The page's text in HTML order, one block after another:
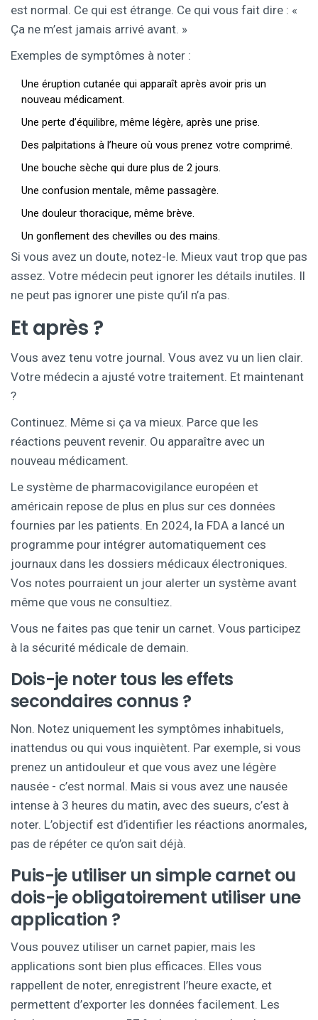
est normal. Ce qui est étrange. Ce qui vous fait dire : «
Ça ne m’est jamais arrivé avant. »
Exemples de symptômes à noter :
Une éruption cutanée qui apparaît après avoir pris un
nouveau médicament.
Une perte d’équilibre, même légère, après une prise.
Des palpitations à l’heure où vous prenez votre comprimé.
Une bouche sèche qui dure plus de 2 jours.
Une confusion mentale, même passagère.
Une douleur thoracique, même brève.
Un gonflement des chevilles ou des mains.
Si vous avez un doute, notez-le. Mieux vaut trop que pas
assez. Votre médecin peut ignorer les détails inutiles. Il
ne peut pas ignorer une piste qu’il n’a pas.
Et après ?
Vous avez tenu votre journal. Vous avez vu un lien clair.
Votre médecin a ajusté votre traitement. Et maintenant
?
Continuez. Même si ça va mieux. Parce que les
réactions peuvent revenir. Ou apparaître avec un
nouveau médicament.
Le système de pharmacovigilance européen et
américain repose de plus en plus sur ces données
fournies par les patients. En 2024, la FDA a lancé un
programme pour intégrer automatiquement ces
journaux dans les dossiers médicaux électroniques.
Vos notes pourraient un jour alerter un système avant
même que vous ne consultiez.
Vous ne faites pas que tenir un carnet. Vous participez
à la sécurité médicale de demain.
Dois-je noter tous les effets
secondaires connus ?
Non. Notez uniquement les symptômes inhabituels,
inattendus ou qui vous inquiètent. Par exemple, si vous
prenez un antidouleur et que vous avez une légère
nausée - c’est normal. Mais si vous avez une nausée
intense à 3 heures du matin, avec des sueurs, c’est à
noter. L’objectif est d’identifier les réactions anormales,
pas de répéter ce qu’on sait déjà.
Puis-je utiliser un simple carnet ou
dois-je obligatoirement utiliser une
application ?
Vous pouvez utiliser un carnet papier, mais les
applications sont bien plus efficaces. Elles vous
rappellent de noter, enregistrent l’heure exacte, et
permettent d’exporter les données facilement. Les